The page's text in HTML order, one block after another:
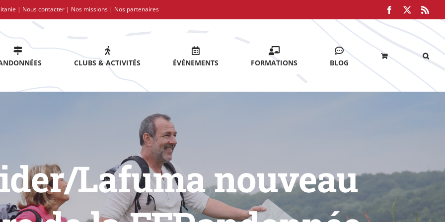
| Nous contacter | Nos missions | Nos partenaires Facebook
CLUBS & ACTIVITÉS ÉVÉNEMENTS FORMATIONS BLOG
Lafuma nouveau